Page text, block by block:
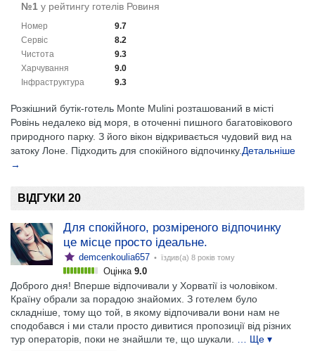
№1 у рейтингу готелів Ровиня
9.7
Номер
8.2
Сервіс
9.3
Чистота
9.0
Харчування
9.3
Інфраструктура
Розкішний бутік-готель Monte Mulini розташований в місті
Ровінь недалеко від моря, в оточенні пишного багатовікового
природного парку. З його вікон відкривається чудовий вид на
затоку Лоне. Підходить для спокійного відпочинку. Детальніше
→
ВІДГУКИ 20
Для спокійного, розміреного відпочинку
це місце просто ідеальне.
demcenkoulia657 • їздив(а) 8 років тому
Оцінка 9.0
Доброго дня! Вперше відпочивали у Хорватії із чоловіком.
Країну обрали за порадою знайомих. З готелем було
складніше, тому що той, в якому відпочивали вони нам не
сподобався і ми стали просто дивитися пропозиції від різних
тур операторів, поки не знайшли те, що шукали.
… Ще ▾